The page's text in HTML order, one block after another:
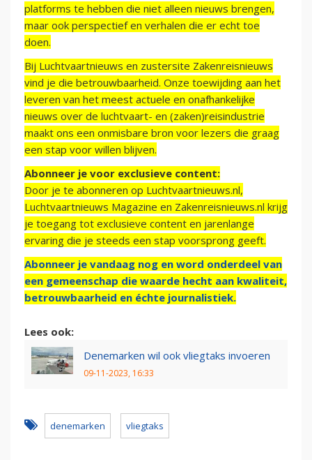
platforms te hebben die niet alleen nieuws brengen,
maar ook perspectief en verhalen die er echt toe
doen.
Bij Luchtvaartnieuws en zustersite Zakenreisnieuws
vind je die betrouwbaarheid. Onze toewijding aan het
leveren van het meest actuele en onafhankelijke
nieuws over de luchtvaart- en (zaken)reisindustrie
maakt ons een onmisbare bron voor lezers die graag
een stap voor willen blijven.
Abonneer je voor exclusieve content:
Door je te abonneren op Luchtvaartnieuws.nl,
Luchtvaartnieuws Magazine en Zakenreisnieuws.nl krijg
je toegang tot exclusieve content en jarenlange
ervaring die je steeds een stap voorsprong geeft.
Abonneer je vandaag nog en word onderdeel van
een gemeenschap die waarde hecht aan kwaliteit,
betrouwbaarheid en échte journalistiek.
Lees ook:
Denemarken wil ook vliegtaks invoeren
09-11-2023, 16:33
denemarken vliegtaks